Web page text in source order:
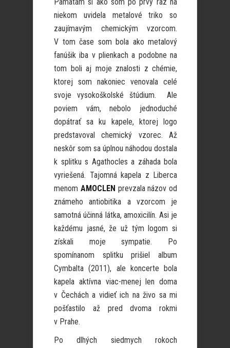
niekom uvidela metalové triko so
zaujímavým chemickým vzorcom.
V tom čase som bola ako metalový
fanúšik iba v plienkach a podobne na
tom boli aj moje znalosti z chémie,
ktorej som nakoniec venovala celé
svoje vysokoškolské štúdium. Ale
poviem vám, nebolo jednoduché
dopátrať sa ku kapele, ktorej logo
predstavoval chemický vzorec. Až
neskôr som sa úplnou náhodou dostala
k splitku s Agathocles a záhada bola
vyriešená. Tajomná kapela z Liberca
menom AMOCLEN prevzala názov od
známeho antiobitika a vzorcom je
samotná účinná látka, amoxicilín. Asi je
každému jasné, že už tým logom si
získali moje sympatie. Po
spomínanom splitku prišiel album
Cymbalta (2011), ale koncerte bola
kapela aktívna viac-menej len doma
v Čechách a vidieť ich na živo sa mi
pošťastilo až pred dvoma rokmi
v Prahe.
Po dlhých siedmych rokoch